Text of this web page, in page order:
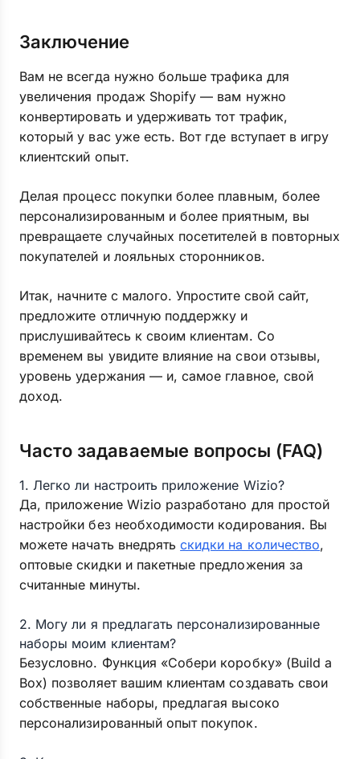
Заключение
Вам не всегда нужно больше трафика для
увеличения продаж Shopify — вам нужно
конвертировать и удерживать тот трафик,
который у вас уже есть. Вот где вступает в игру
клиентский опыт.
Делая процесс покупки более плавным, более
персонализированным и более приятным, вы
превращаете случайных посетителей в повторных
покупателей и лояльных сторонников.
Итак, начните с малого. Упростите свой сайт,
предложите отличную поддержку и
прислушивайтесь к своим клиентам. Со
временем вы увидите влияние на свои отзывы,
уровень удержания — и, самое главное, свой
доход.
Часто задаваемые вопросы (FAQ)
1. Легко ли настроить приложение Wizio?
Да, приложение Wizio разработано для простой
настройки без необходимости кодирования. Вы
можете начать внедрятьскидки на количество,
оптовые скидки и пакетные предложения за
считанные минуты.
2. Могу ли я предлагать персонализированные
наборы моим клиентам?
Безусловно. Функция «Собери коробку» (Build a
Box) позволяет вашим клиентам создавать свои
собственные наборы, предлагая высоко
персонализированный опыт покупок.